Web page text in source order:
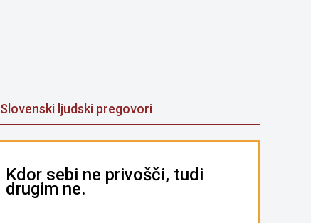
Slovenski ljudski pregovori
Kdor sebi ne privošči, tudi
drugim ne.